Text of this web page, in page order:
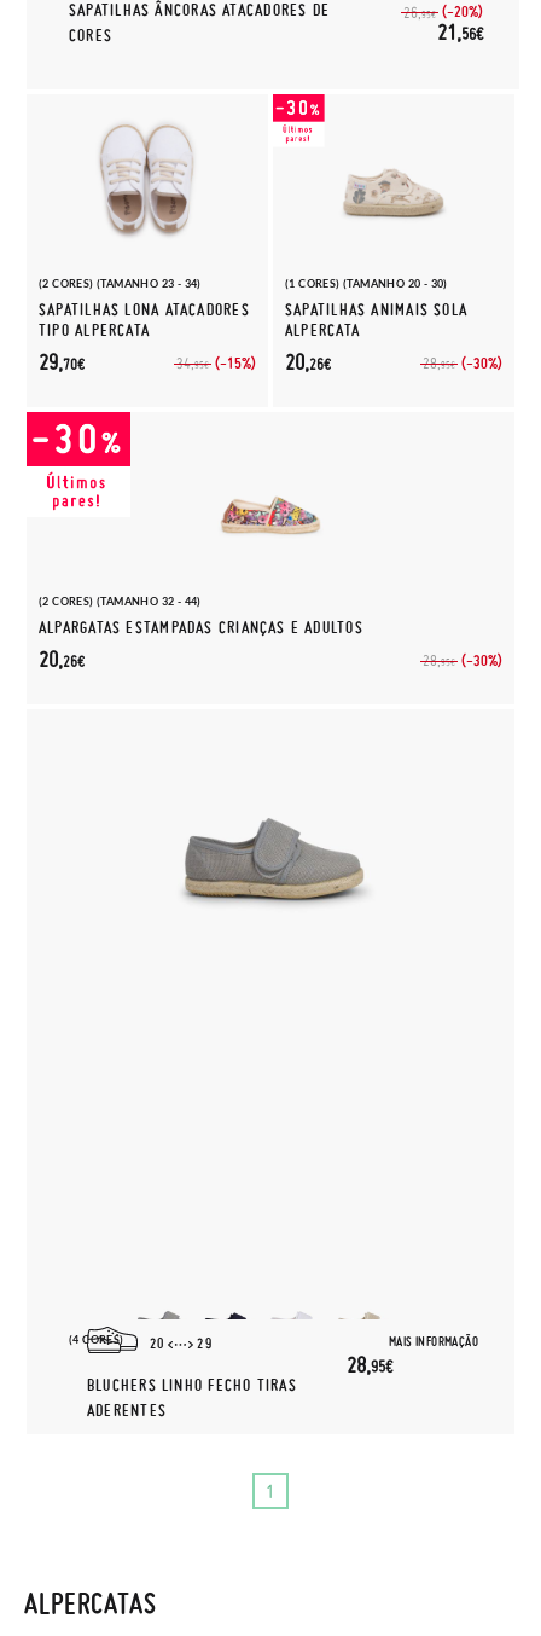
SAPATILHAS ÂNCORAS ATACADORES DE
CORES
26,95€ (-20%)
21,56€
(2 CORES) (TAMANHO 23 - 34)
SAPATILHAS LONA ATACADORES
TIPO ALPERCATA
34,95€ (-15%)
29,70€
(1 CORES) (TAMANHO 20 - 30)
SAPATILHAS ANIMAIS SOLA
ALPERCATA
28,95€ (-30%)
20,26€
(2 CORES) (TAMANHO 32 - 44)
ALPARGATAS ESTAMPADAS CRIANÇAS E ADULTOS
28,95€ (-30%)
20,26€
(4 CORES) MAIS INFORMAÇÃO
20 29
BLUCHERS LINHO FECHO TIRAS
ADERENTES
28,95€
1
ALPERCATAS